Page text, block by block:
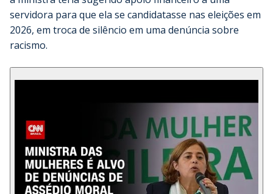
servidora para que ela se candidatasse nas eleições em
2026, em troca de silêncio em uma denúncia sobre
racismo.